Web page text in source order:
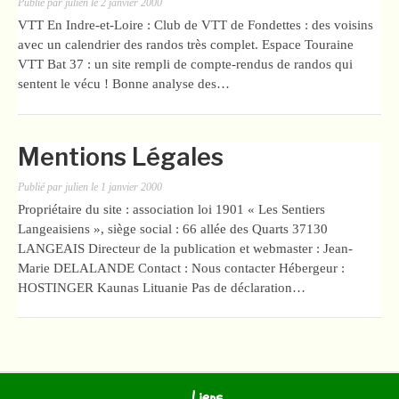
Publié par julien le 2 janvier 2000
VTT En Indre-et-Loire : Club de VTT de Fondettes : des voisins
avec un calendrier des randos très complet. Espace Touraine
VTT Bat 37 : un site rempli de compte-rendus de randos qui
sentent le vécu ! Bonne analyse des…
Mentions Légales
Publié par julien le 1 janvier 2000
Propriétaire du site : association loi 1901 « Les Sentiers
Langeaisiens », siège social : 66 allée des Quarts 37130
LANGEAIS Directeur de la publication et webmaster : Jean-
Marie DELALANDE Contact : Nous contacter Hébergeur :
HOSTINGER Kaunas Lituanie Pas de déclaration…